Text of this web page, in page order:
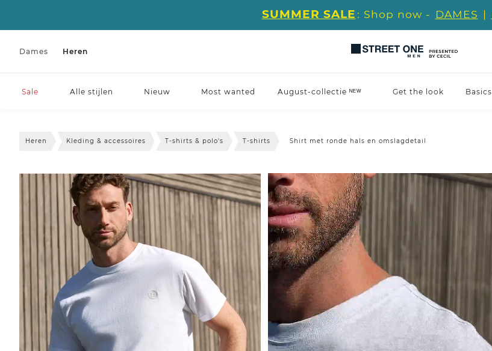
SUMMER SALE : Shop now - DAMES |
Dames Heren
Sale Alle stijlen Nieuw Most wanted August-collectie ᴺᴱᵂ Get the look Basics
Heren Kleding & accessoires T-shirts & polo's T-shirts Shirt met ronde hals en omslagdetail